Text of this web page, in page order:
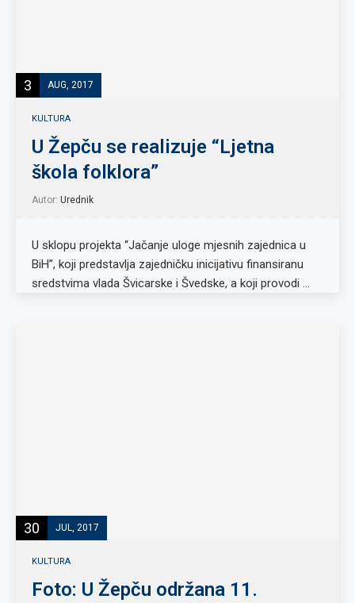
3 AUG, 2017
KULTURA
U Žepču se realizuje “Ljetna
škola folklora”
Autor: Urednik
U sklopu projekta “Jačanje uloge mjesnih zajednica u
BiH”, koji predstavlja zajedničku inicijativu finansiranu
sredstvima vlada Švicarske i Švedske, a koji provodi …
30 JUL, 2017
KULTURA
Foto: U Žepču održana 11.